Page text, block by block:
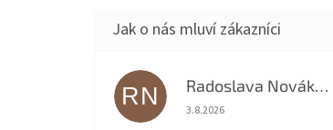
RN Radoslava Nováková
Hodnocení obchodu je 5 z
3.8.2026